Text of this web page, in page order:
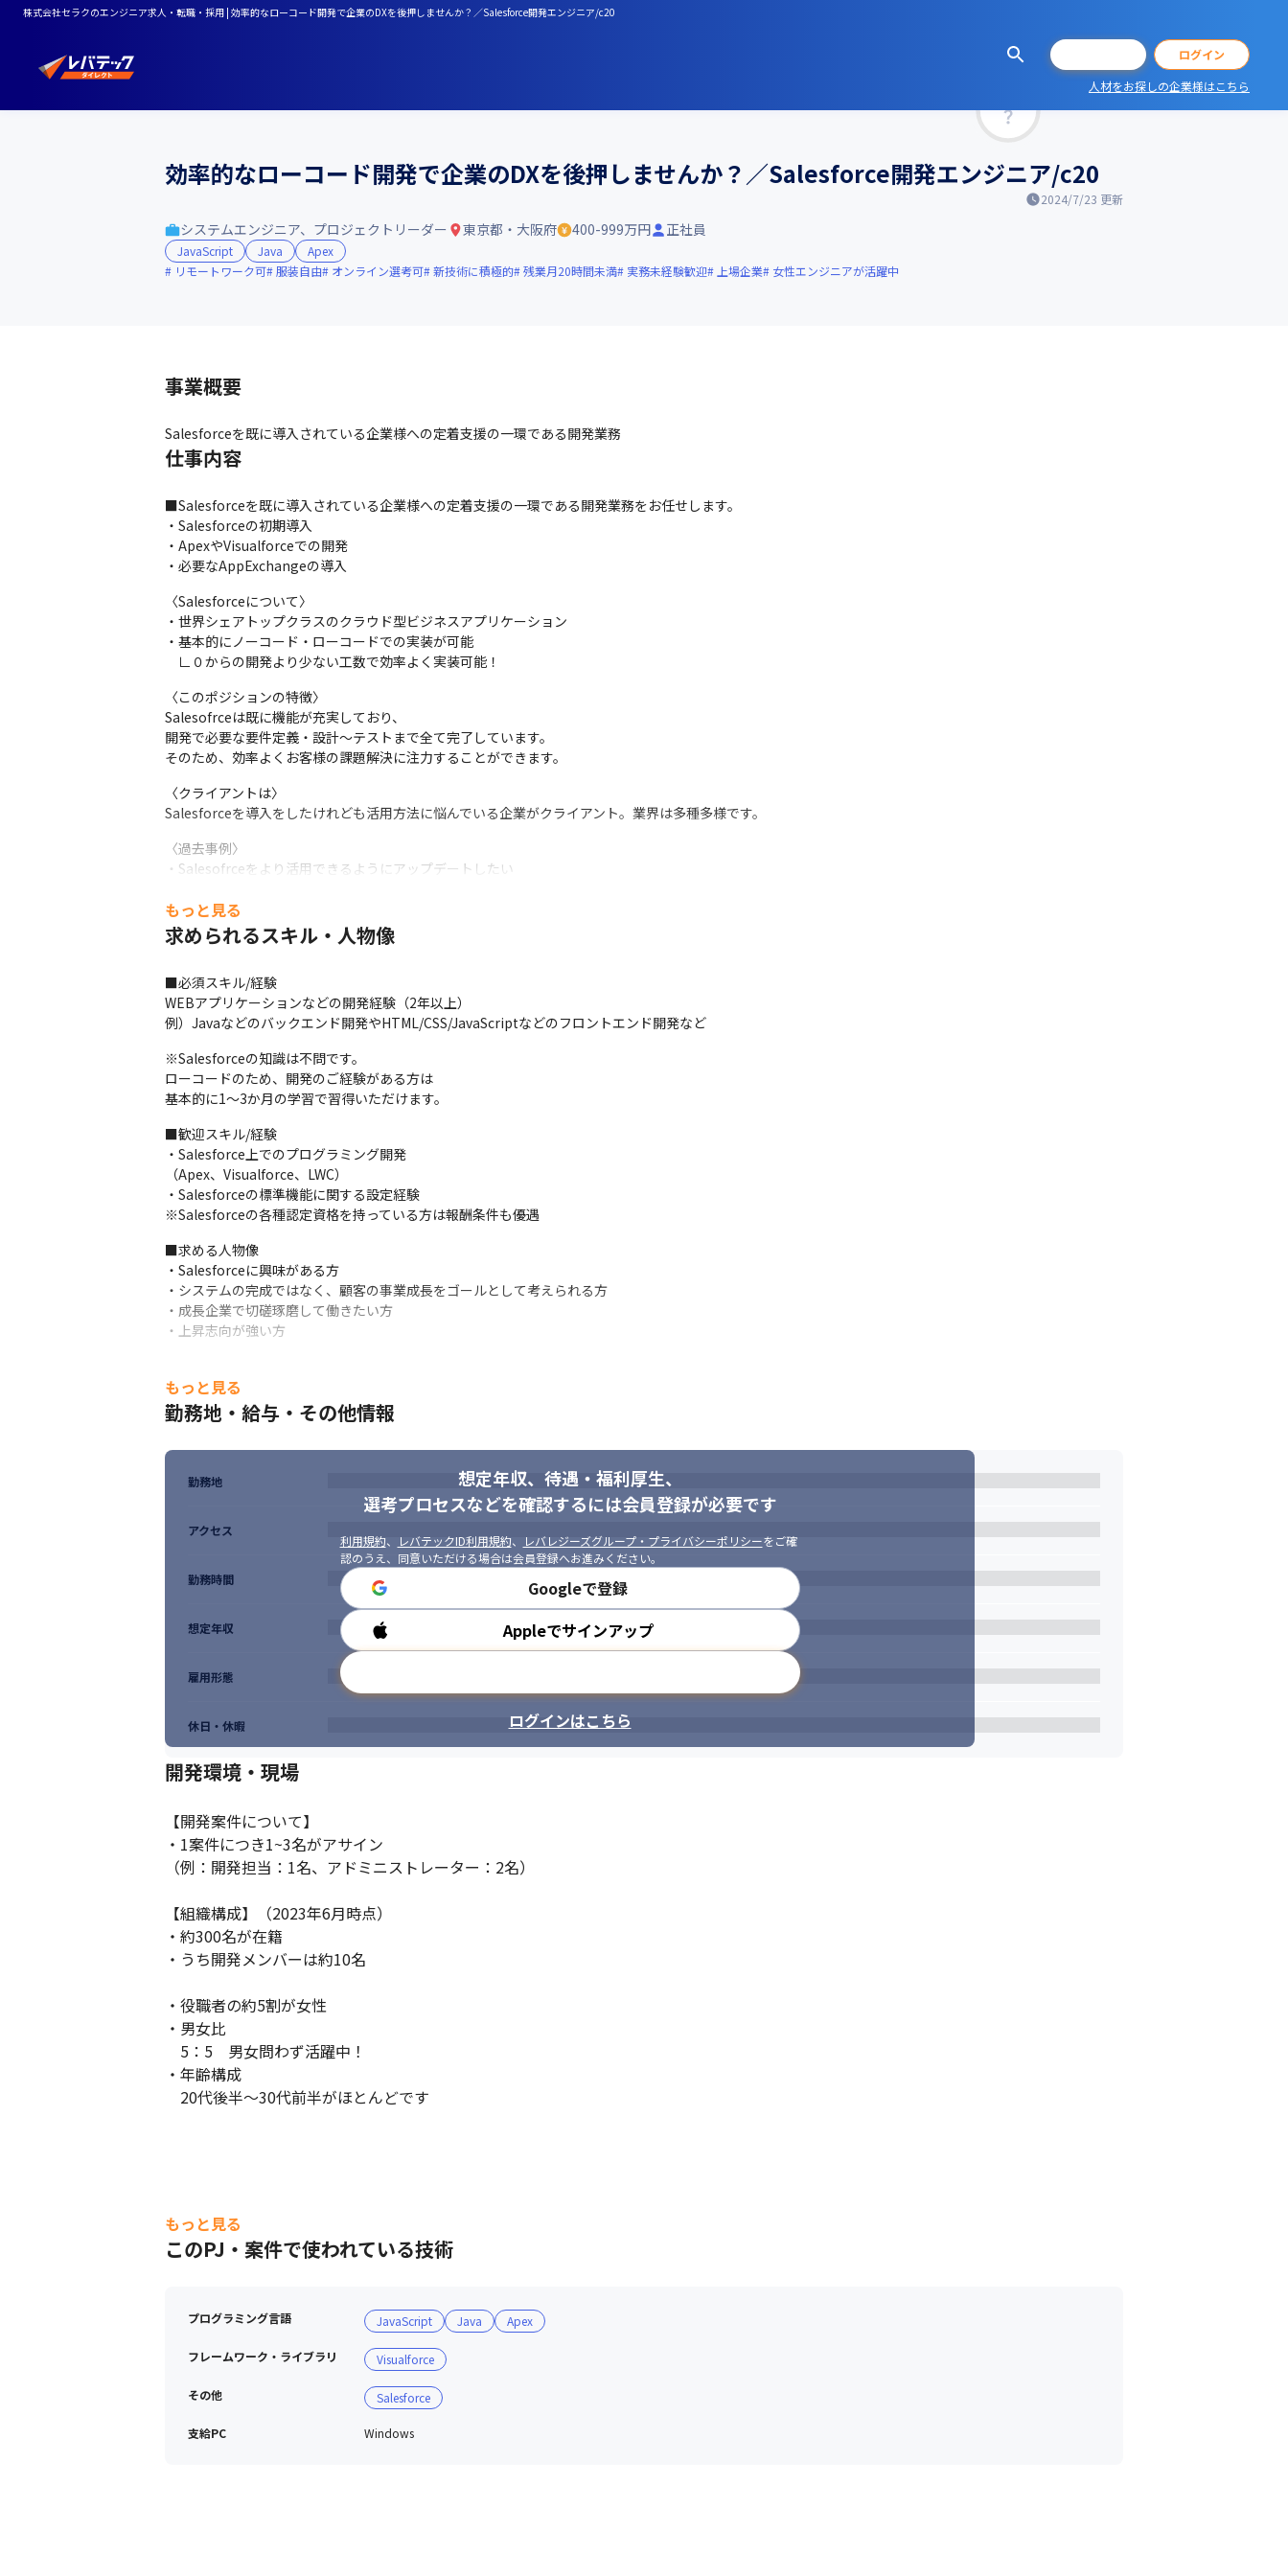
株式会社セラクのエンジニア求人・転職・採用 | 効率的なローコード開発で企業のDXを後押しませんか？／Salesforce開発エンジニア/c20
ログイン
人材をお探しの企業様はこちら
効率的なローコード開発で企業のDXを後押しませんか？／Salesforce開発エンジニア/c20
2024/7/23 更新
システムエンジニア、プロジェクトリーダー 東京都・大阪府 400-999万円 正社員
JavaScript Java
Apex
リモートワーク可 服装自由 オンライン選考可 新技術に積極的 残業月20時間未満 実務未経験歓迎 上場企業 女性エンジニアが活躍中
事業概要
Salesforceを既に導入されている企業様への定着支援の一環である開発業務
仕事内容
■Salesforceを既に導入されている企業様への定着支援の一環である開発業務をお任せします。
・Salesforceの初期導入
・ApexやVisualforceでの開発
・必要なAppExchangeの導入
〈Salesforceについて〉
・世界シェアトップクラスのクラウド型ビジネスアプリケーション
・基本的にノーコード・ローコードでの実装が可能
∟０からの開発より少ない工数で効率よく実装可能！
〈このポジションの特徴〉
Salesofrceは既に機能が充実しており、
開発で必要な要件定義・設計～テストまで全て完了しています。
そのため、効率よくお客様の課題解決に注力することができます。
〈クライアントは〉
Salesforceを導入をしたけれども活用方法に悩んでいる企業がクライアント。業界は多種多様です。
〈過去事例〉
・Salesofrceをより活用できるようにアップデートしたい
・SAPとSalesofrceを連携したい
└SAPとSalesofrceそれぞれで蓄積しているデータをSalesofrceで見れるようにしたい
もっと見る
求められるスキル・人物像
■必須スキル/経験
WEBアプリケーションなどの開発経験（2年以上）
例）Javaなどのバックエンド開発やHTML/CSS/JavaScriptなどのフロントエンド開発など
※Salesforceの知識は不問です。
ローコードのため、開発のご経験がある方は
基本的に1～3か月の学習で習得いただけます。
■歓迎スキル/経験
・Salesforce上でのプログラミング開発
（Apex、Visualforce、LWC）
・Salesforceの標準機能に関する設定経験
※Salesforceの各種認定資格を持っている方は報酬条件も優遇
■求める人物像
・Salesforceに興味がある方
・システムの完成ではなく、顧客の事業成長をゴールとして考えられる方
・成長企業で切磋琢磨して働きたい方
・上昇志向が強い方
もっと見る
勤務地・給与・その他情報
想定年収、待遇・福利厚生、
選考プロセスなどを確認するには会員登録が必要です
利用規約、 レバテックID利用規約、 レバレジーズグループ・プライバシーポリシーをご確
認のうえ、同意いただける場合は会員登録へお進みください。
Googleで登録
Appleでサインアップ
ログインはこちら
勤務地
アクセス
勤務時間
想定年収
雇用形態
休日・休暇
開発環境・現場
【開発案件について】
・1案件につき1~3名がアサイン
（例：開発担当：1名、アドミニストレーター：2名）
【組織構成】（2023年6月時点）
・約300名が在籍
・うち開発メンバーは約10名
・役職者の約5割が女性
・男女比
5：5　男女問わず活躍中！
・年齢構成
20代後半～30代前半がほとんどです
もっと見る
このPJ・案件で使われている技術
プログラミング言語 JavaScript Java Apex
フレームワーク・ライブラリ Visualforce
その他 Salesforce
支給PC Windows